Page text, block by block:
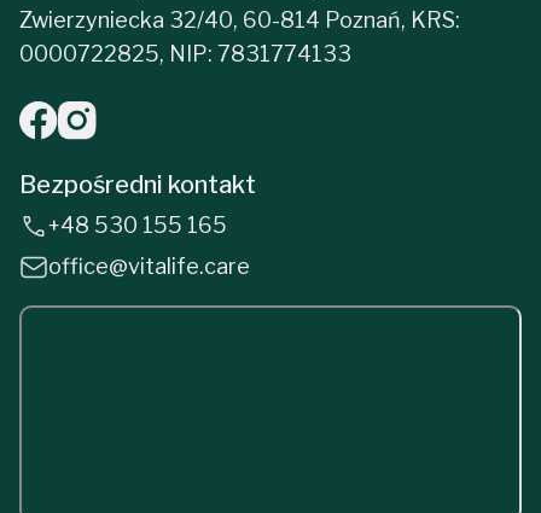
Zwierzyniecka 32/40, 60-814 Poznań, KRS:
0000722825, NIP: 7831774133
Bezpośredni kontakt
+48 530 155 165
office@vitalife.care